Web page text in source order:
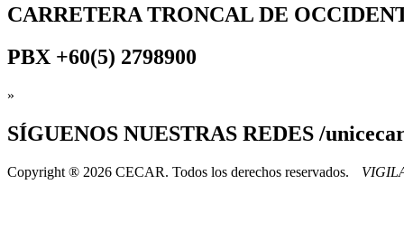
CARRETERA TRONCAL DE
PBX +60(5) 2798900
»
SÍGUENOS NUESTRAS REDES /
Copyright ® 2026 CECAR. Todos los derechos reservados.